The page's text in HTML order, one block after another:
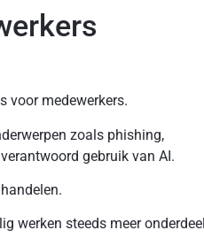
voor medewerkers.
zoals phishing,
gebruik van AI.
werken steeds meer